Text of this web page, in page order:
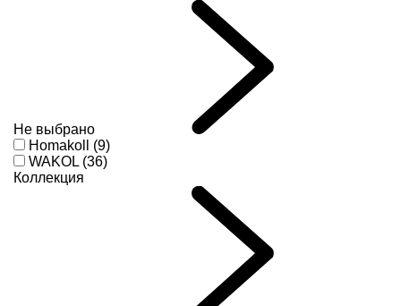
Не выбрано
Homakoll (9)
WAKOL (36)
Коллекция